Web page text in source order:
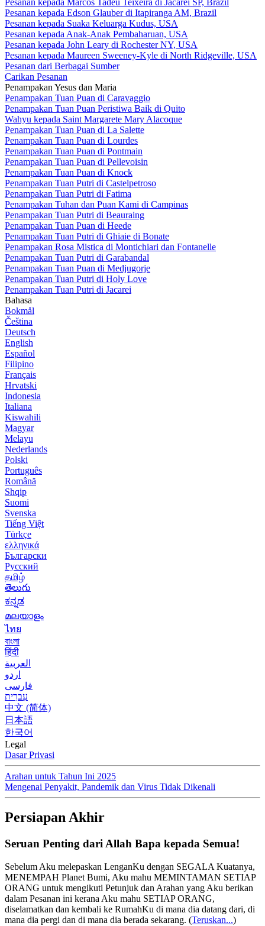
Pesanan kepada Edson Glauber di Itapiranga AM, Brazil
Pesanan kepada Suaka Keluarga Kudus, USA
Pesanan kepada Anak-Anak Pembaharuan, USA
Pesanan kepada John Leary di Rochester NY, USA
Pesanan kepada Maureen Sweeney-Kyle di North Ridgeville, USA
Pesanan dari Berbagai Sumber
Carikan Pesanan
Penampakan Yesus dan Maria
Penampakan Tuan Puan di Caravaggio
Penampakan Tuan Puan Peristiwa Baik di Quito
Wahyu kepada Saint Margarete Mary Alacoque
Penampakan Tuan Puan di La Salette
Penampakan Tuan Puan di Lourdes
Penampakan Tuan Puan di Pontmain
Penampakan Tuan Puan di Pellevoisin
Penampakan Tuan Puan di Knock
Penampakan Tuan Putri di Castelpetroso
Penampakan Tuan Putri di Fatima
Penampakan Tuhan dan Puan Kami di Campinas
Penampakan Tuan Putri di Beauraing
Penampakan Tuan Puan di Heede
Penampakan Tuan Putri di Ghiaie di Bonate
Penampakan Rosa Mistica di Montichiari dan Fontanelle
Penampakan Tuan Putri di Garabandal
Penampakan Tuan Puan di Medjugorje
Penampakan Tuan Putri di Holy Love
Penampakan Tuan Putri di Jacarei
Bahasa
Bokmål
Čeština
Deutsch
English
Español
Filipino
Français
Hrvatski
Indonesia
Italiana
Kiswahili
Magyar
Melayu
Nederlands
Polski
Português
Română
Shqip
Suomi
Svenska
Tiếng Việt
Türkçe
ελληνικά
Български
Русский
தமிழ்
తెలుగు
ಕನ್ನಡ
മലയാളം
ไทย
বাংলা
हिंदी
العربية
اردو
فارسی
עִברִית
中文 (简体)
日本語
한국어
Legal
Dasar Privasi
Arahan untuk Tahun Ini 2025
Mengenai Penyakit, Pandemik dan Virus Tidak Dikenali
Persiapan Akhir
Seruan Penting dari Allah Bapa kepada Semua!
Sebelum Aku melepaskan LenganKu dengan SEGALA Kuatanya,
MENEMPAH Planet Bumi, Aku mahu MEMINTAMAN SETIAP
ORANG untuk mengikuti Petunjuk dan Arahan yang Aku berikan
dalam Pesanan ini kerana Aku mahu SETIAP ORANG,
diselamatkan dan kembali ke RumahKu di mana dia datang dari, di
mana dia pergi dan di mana dia berada sekarang. (Teruskan...)